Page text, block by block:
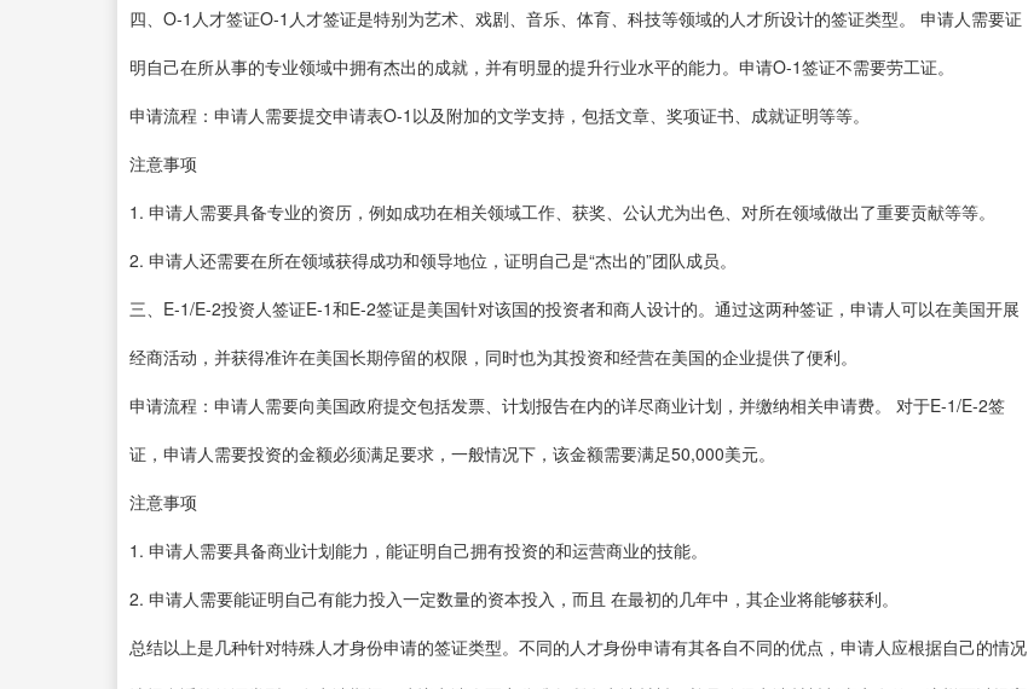
四、O-1人才签证O-1人才签证是特别为艺术、戏剧、音乐、体育、科技等领域的人才所设计的签证类型。 申请人需要证
明自己在所从事的专业领域中拥有杰出的成就，并有明显的提升行业水平的能力。申请O-1签证不需要劳工证。
申请流程：申请人需要提交申请表O-1以及附加的文学支持，包括文章、奖项证书、成就证明等等。
注意事项
1. 申请人需要具备专业的资历，例如成功在相关领域工作、获奖、公认尤为出色、对所在领域做出了重要贡献等等。
2. 申请人还需要在所在领域获得成功和领导地位，证明自己是“杰出的”团队成员。
三、E-1/E-2投资人签证E-1和E-2签证是美国针对该国的投资者和商人设计的。通过这两种签证，申请人可以在美国开展
经商活动，并获得准许在美国长期停留的权限，同时也为其投资和经营在美国的企业提供了便利。
申请流程：申请人需要向美国政府提交包括发票、计划报告在内的详尽商业计划，并缴纳相关申请费。 对于E-1/E-2签
证，申请人需要投资的金额必须满足要求，一般情况下，该金额需要满足50,000美元。
注意事项
1. 申请人需要具备商业计划能力，能证明自己拥有投资的和运营商业的技能。
2. 申请人需要能证明自己有能力投入一定数量的资本投入，而且 在最初的几年中，其企业将能够获利。
总结以上是几种针对特殊人才身份申请的签证类型。不同的人才身份申请有其各自不同的优点，申请人应根据自己的情况